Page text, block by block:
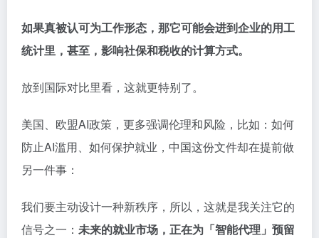
如果真被认可为工作形态，那它可能会进到企业的用工
统计里，甚至，影响社保和税收的计算方式。
放到国际对比里看，这就更特别了。
美国、欧盟AI政策，更多强调伦理和风险，比如：如何
防止AI滥用、如何保护就业，中国这份文件却在提前做
另一件事：
我们要主动设计一种新秩序，所以，这就是我关注它的
信号之一： 未来的就业市场，正在为「智能代理」预留